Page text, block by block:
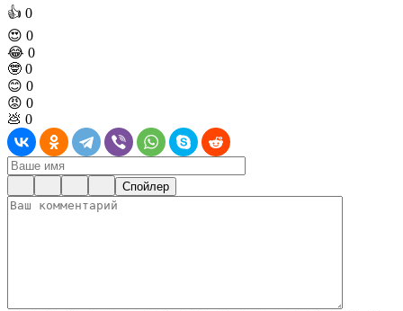
👍 0
😍 0
😂 0
🤓 0
😊 0
😡 0
💩 0
Спойлер